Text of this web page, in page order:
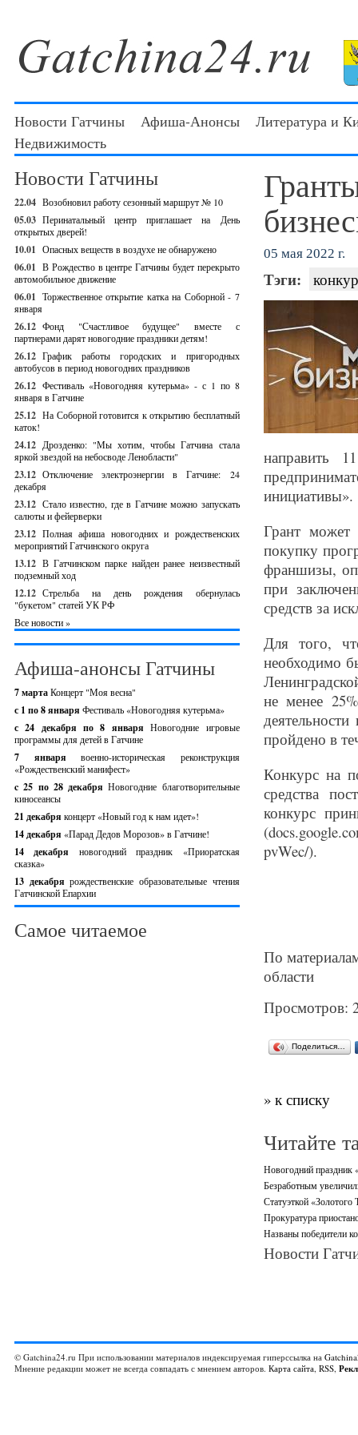
Новости Гатчины Афиша-Анонсы
Литература и
Недвижимость
Новости Гатчины
22.04 Возобновил работу сезонный маршрут № 10
05.03 Перинатальный центр приглашает на День
открытых дверей!
10.01 Опасных веществ в воздухе не обнаружено
06.01 В Рождество в центре Гатчины будет перекрыто
автомобильное движение
06.01 Торжественное открытие катка на Соборной - 7
января
26.12 Фонд "Счастливое будущее" вместе с
партнерами дарят новогодние праздники детям!
26.12 График работы городских и пригородных
автобусов в период новогодних праздников
26.12 Фестиваль «Новогодняя кутерьма» - с 1 по 8
января в Гатчине
25.12 На Соборной готовится к открытию бесплатный
каток!
24.12 Дрозденко: "Мы хотим, чтобы Гатчина стала
яркой звездой на небосводе Ленобласти"
23.12 Отключение электроэнергии в Гатчине: 24
декабря
23.12 Стало известно, где в Гатчине можно запускать
салюты и фейерверки
23.12 Полная афиша новогодних и рождественских
мероприятий Гатчинского округа
13.12 В Гатчинском парке найден ранее неизвестный
подземный ход
12.12 Стрельба на день рождения обернулась
"букетом" статей УК РФ
Все новости »
Афиша-анонсы Гатчины
7 мартаКонцерт "Моя весна"
с 1 по 8 января Фестиваль «Новогодняя кутерьма»
с 24 декабря по 8 январяНовогодние игровые
программы для детей в Гатчине
7 январявоенно-историческая реконструкция
«Рождественский манифест»
c 25 по 28 декабряНовогодние благотворительные
киносеансы
21 декабря концерт «Новый год к нам идет»!
14 декабря «Парад Дедов Морозов» в Гатчине!
14 декабря новогодний праздник «Приоратская
сказка»
13 декабрярождественские образовательные чтения
Гатчинской Епархии
Самое читаемое
05 мая 2022 г.
Тэги:
направить
инициативы».
Грант может
покупку
франшизы,
при
средств за
Для того,
необходимо
не менее
пройдено в
Конкурс на
средства
конкурс
pvWec/).
По
области
Просмотров:
Поделиться…
» к списку
Читайте
Новогодний праздник
Безработным
Статуэткой «Золотого
Прокуратура
Названы победители
Новости
© Gatchina24.ru При использовании материалов индексируемая гиперссылка на
Мнение редакции может не всегда совпадать с мнением авторов. Карта сайта, RSS,